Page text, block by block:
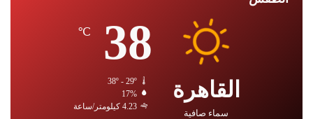
القاهرة
سماء صافية
38
℃
38º - 29º
17%
4.23 كيلومتر/ساعة